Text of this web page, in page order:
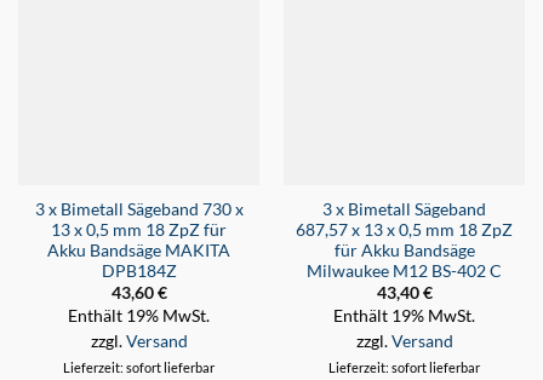
3 x Bimetall Sägeband 730 x
13 x 0,5 mm 18 ZpZ für
Akku Bandsäge MAKITA
DPB184Z
43,60€
Enthält 19% MwSt.
zzgl.Versand
Lieferzeit: sofort lieferbar
3 x Bimetall Sägeband
687,57 x 13 x 0,5 mm 18 ZpZ
für Akku Bandsäge
Milwaukee M12 BS-402 C
43,40€
Enthält 19% MwSt.
zzgl.Versand
Lieferzeit: sofort lieferbar